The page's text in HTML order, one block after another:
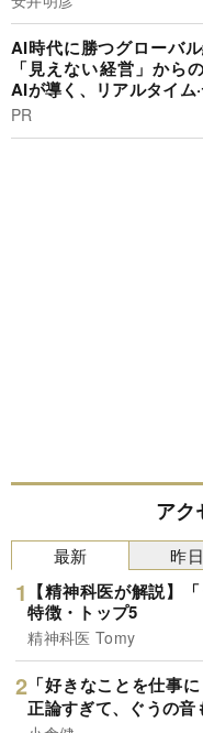
AI時代に勝つグローバ
「見えない経営」から
AIが導く、リアルタイム
PR
アク
最新
【精神科医が解説】
特徴・トップ5
精神科医 Tomy
「好きなことを仕事
正論すぎて、ぐうの音
昨日